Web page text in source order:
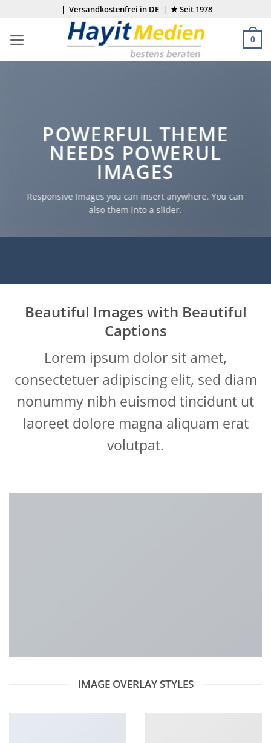
springen
| Versandkostenfrei in DE | ★ Seit 1978
0
POWERFUL THEME
NEEDS POWERUL
IMAGES
Responsive Images you can insert anywhere. You can
also them into a slider.
Beautiful Images with Beautiful
Captions
Lorem ipsum dolor sit amet,
consectetuer adipiscing elit, sed diam
nonummy nibh euismod tincidunt ut
laoreet dolore magna aliquam erat
volutpat.
IMAGE OVERLAY STYLES